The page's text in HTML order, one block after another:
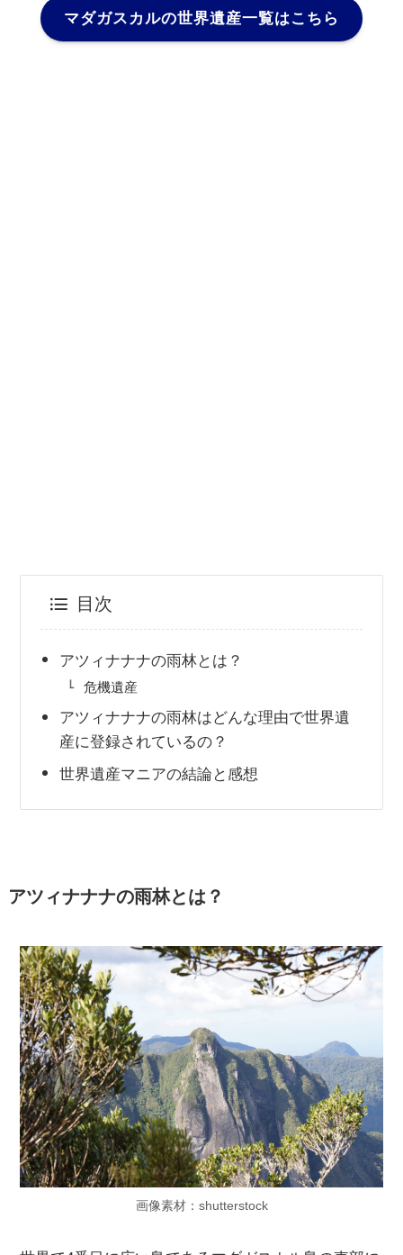
マダガスカルの世界遺産一覧はこちら
目次
アツィナナナの雨林とは？
危機遺産
アツィナナナの雨林はどんな理由で世界遺
産に登録されているの？
世界遺産マニアの結論と感想
アツィナナナの雨林とは？
画像素材：shutterstock